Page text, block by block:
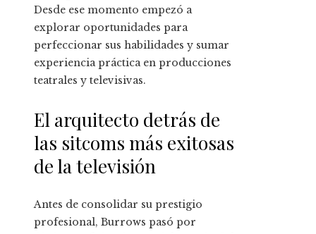
Desde ese momento empezó a
explorar oportunidades para
perfeccionar sus habilidades y sumar
experiencia práctica en producciones
teatrales y televisivas.
El arquitecto detrás de
las sitcoms más exitosas
de la televisión
Antes de consolidar su prestigio
profesional, Burrows pasó por